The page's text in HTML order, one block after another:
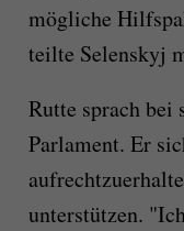
mögliche
teilte Selenskyj
Rutte sprach bei
Parlament. Er
unterstützen.